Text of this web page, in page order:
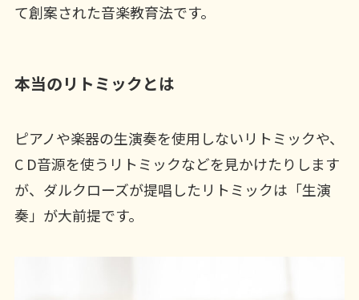
て創案された音楽教育法です。
本当のリトミックとは
ピアノや楽器の生演奏を使用しないリトミックや、
C D音源を使うリトミックなどを見かけたりします
が、ダルクローズが提唱したリトミックは「生演
奏」が大前提です。